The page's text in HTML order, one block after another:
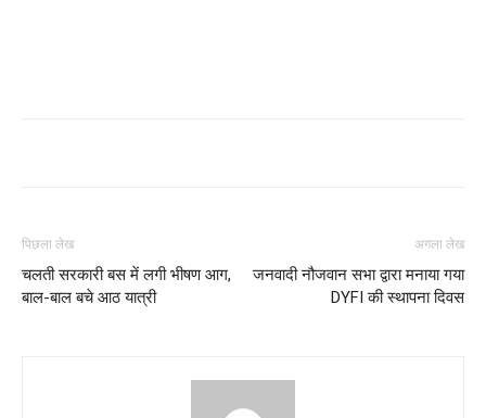
पिछला लेख
चलती सरकारी बस में लगी भीषण आग,
बाल-बाल बचे आठ यात्री
अगला लेख
जनवादी नौजवान सभा द्वारा मनाया गया
DYFI की स्थापना दिवस